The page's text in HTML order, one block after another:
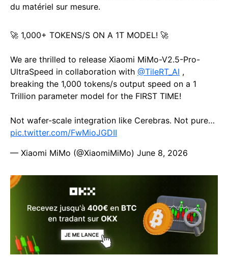
du matériel sur mesure.
🚀 1,000+ TOKENS/S ON A 1T MODEL! 🚀
We are thrilled to release Xiaomi MiMo-V2.5-Pro-
UltraSpeed in collaboration with @TileRT_AI ,
breaking the 1,000 tokens/s output speed on a 1
Trillion parameter model for the FIRST TIME!
Not wafer-scale integration like Cerebras. Not pure…
pic.twitter.com/FwMioJGDII
— Xiaomi MiMo (@XiaomiMiMo) June 8, 2026